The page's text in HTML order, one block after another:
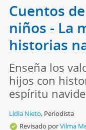
Cuentos
niños - La
historias
Enseña los
hijos con
espíritu
Lidia Nieto, Periodista
Revisado porVilma